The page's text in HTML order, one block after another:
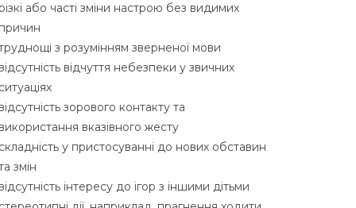
або часті зміни настрою без видимих
причин
з розумінням зверненої мови
відсутність відчуття небезпеки у звичних
ситуаціях
відсутність зорового контакту та
використання вказівного жесту
складність у пристосуванні до нових обставин
змін
відсутність інтересу до ігор з іншими дітьми